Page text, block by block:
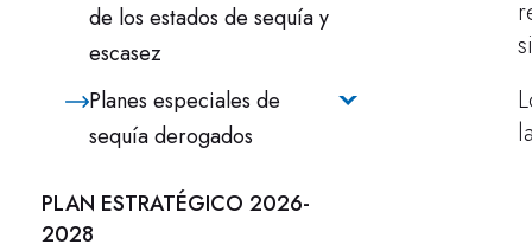
de los estados de sequía y
escasez
Planes especiales de
sequía derogados
PLAN ESTRATÉGICO 2026-
2028